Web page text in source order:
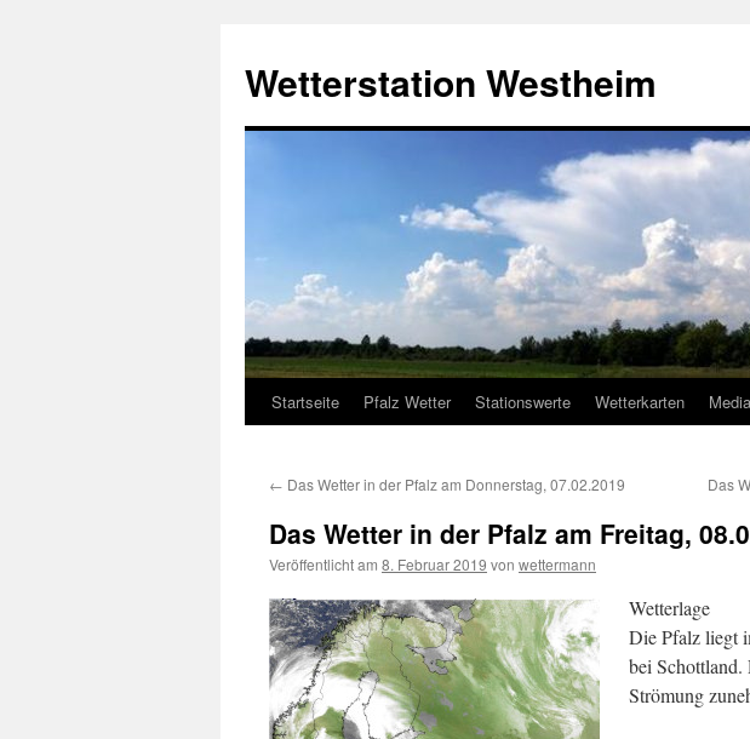
springen
Wetterstation Westheim
Startseite Pfalz Wetter Stationswerte Wetterkarten
← Das Wetter in der Pfalz am Donnerstag, 07.02.2019 Das
Das Wetter in der Pfalz am Freitag,
Veröffentlicht am 8. Februar 2019 von wettermann
Wetterlage
Die Pfalz liegt
bei Schottland.
Strömung